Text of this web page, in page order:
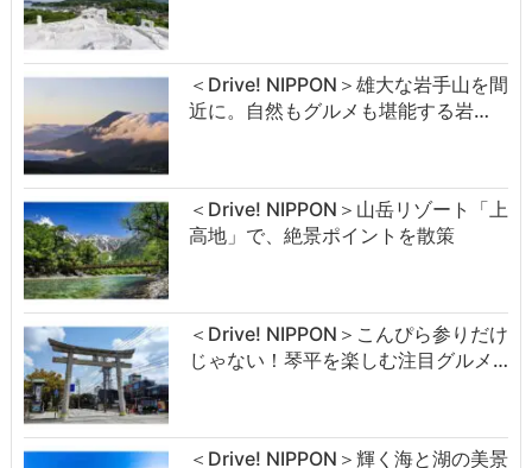
＜Drive! NIPPON＞雄大な岩手山を間
近に。自然もグルメも堪能する岩…
＜Drive! NIPPON＞山岳リゾート「上
高地」で、絶景ポイントを散策
＜Drive! NIPPON＞こんぴら参りだけ
じゃない！琴平を楽しむ注目グルメ…
＜Drive! NIPPON＞輝く海と湖の美景